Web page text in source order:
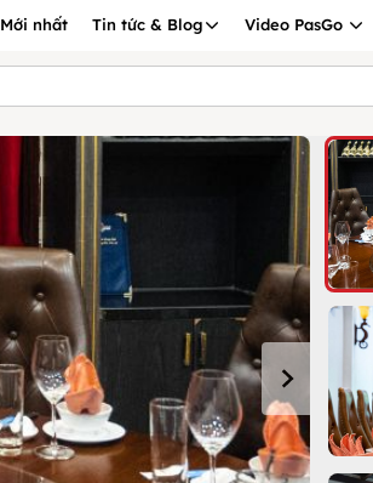
Mới nhất Tin tức & Blog Video PasGo